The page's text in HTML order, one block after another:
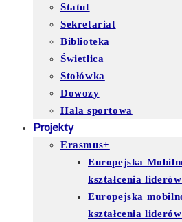
Statut
Sekretariat
Biblioteka
Świetlica
Stołówka
Dowozy
Hala sportowa
Projekty
Erasmus+
Europejska
kształcenia
Europejska
kształcenia